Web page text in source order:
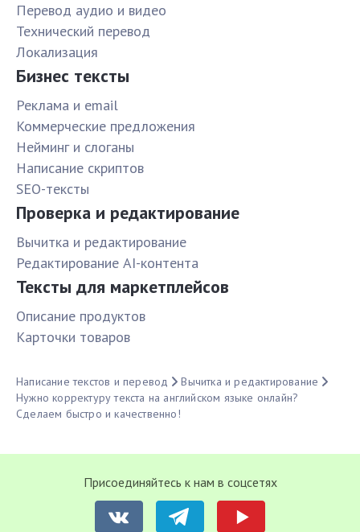
Перевод аудио и видео
Технический перевод
Локализация
Бизнес тексты
Реклама и email
Коммерческие предложения
Нейминг и слоганы
Написание скриптов
SEO-тексты
Проверка и редактирование
Вычитка и редактирование
Редактирование AI-контента
Тексты для маркетплейсов
Описание продуктов
Карточки товаров
Написание текстов и перевод
Вычитка и редактирование
Нужно корректуру текста на английском языке онлайн?
Сделаем быстро и качественно!
Присоединяйтесь к нам в соцсетях